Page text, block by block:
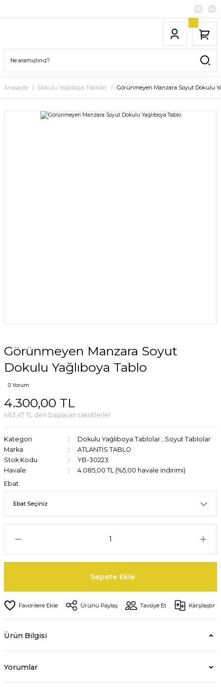
Anasayfa Dokulu Yağlıboya Tablolar Görünmeyen Manzara Soyut Dokulu
Görünmeyen Manzara Soyut
Dokulu Yağlıboya Tablo
0 Yorum
4.300,00 TL
463,47 TL den başlayan taksitlerle!
Kategori Dokulu Yağlıboya Tablolar , Soyut Tablolar
Marka
ATLANTİS TABLO
Stok Kodu
YB-30223
Havale
4.085,00 TL (%5,00 havale indirimi)
Ebat
Sepete Ekle
Ürünü Paylaş Tavsiye Et Karşılaştır
Ürün Bilgisi
Yorumlar